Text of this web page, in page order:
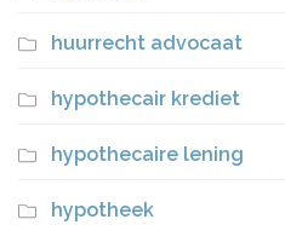
huurrecht advocaat
hypothecair krediet
hypothecaire lening
hypotheek